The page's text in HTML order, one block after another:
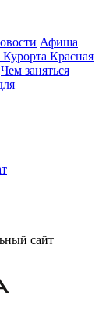
Афиша
Красная
Чем заняться
сайт